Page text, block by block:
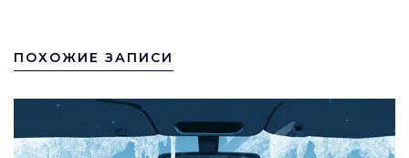
ПОХОЖИЕ ЗАПИСИ